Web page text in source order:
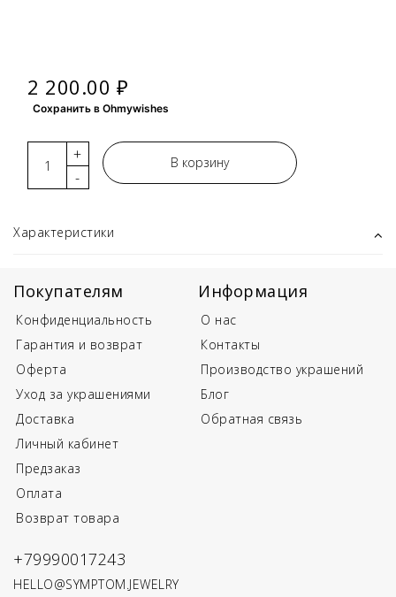
2 200.00 ₽
Сохранить в Ohmywishes
-
+ В корзину
Характеристики
Покупателям
Конфиденциальность
Гарантия и возврат
Оферта
Уход за украшениями
Доставка
Личный кабинет
Предзаказ
Оплата
Возврат товара
Информация
О нас
Контакты
Производство украшений
Блог
Обратная связь
+79990017243
HELLO@SYMPTOM.JEWELRY